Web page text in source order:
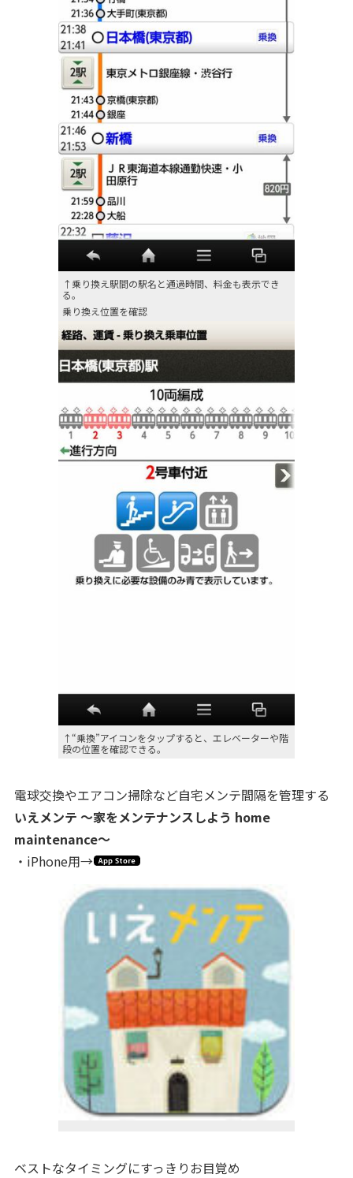
↑乗り換え駅間の駅名と通過時間、料金も表示でき
る。
乗り換え位置を確認
↑“乗換”アイコンをタップすると、エレベーターや階
段の位置を確認できる。
電球交換やエアコン掃除など自宅メンテ間隔を管理する
いえメンテ ～家をメンテナンスしよう home
maintenance～
・iPhone用→
ベストなタイミングにすっきりお目覚め